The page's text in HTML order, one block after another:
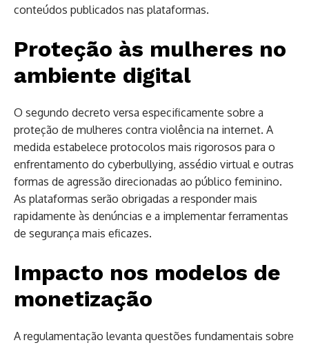
conteúdos publicados nas plataformas.
Proteção às mulheres no
ambiente digital
O segundo decreto versa especificamente sobre a
proteção de mulheres contra violência na internet. A
medida estabelece protocolos mais rigorosos para o
enfrentamento do cyberbullying, assédio virtual e outras
formas de agressão direcionadas ao público feminino.
As plataformas serão obrigadas a responder mais
rapidamente às denúncias e a implementar ferramentas
de segurança mais eficazes.
Impacto nos modelos de
monetização
A regulamentação levanta questões fundamentais sobre